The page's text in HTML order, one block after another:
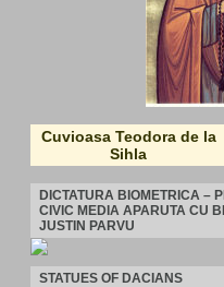
Cuvioasa Teodora de la
Sihla
DICTATURA BIOMETRICA –
CIVIC MEDIA APARUTA CU
JUSTIN PARVU
STATUES OF DACIANS